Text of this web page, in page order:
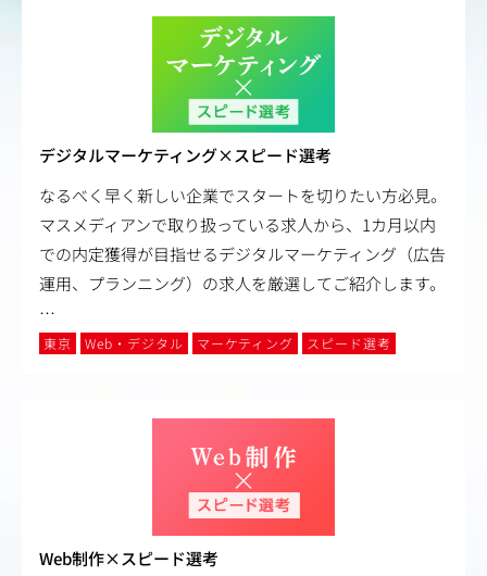
デジタルマーケティング×スピード選考
なるべく早く新しい企業でスタートを切りたい方必見。
マスメディアンで取り扱っている求人から、1カ月以内
での内定獲得が目指せるデジタルマーケティング（広告
運用、プランニング）の求人を厳選してご紹介します。
…
東京 Web・デジタル マーケティング スピード選考
Web制作×スピード選考